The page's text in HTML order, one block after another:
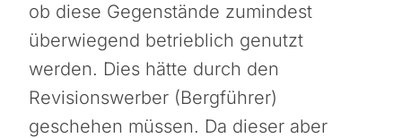
ob diese Gegenstände zumindest
überwiegend betrieblich genutzt
werden. Dies hätte durch den
Revisionswerber (Bergführer)
geschehen müssen. Da dieser aber